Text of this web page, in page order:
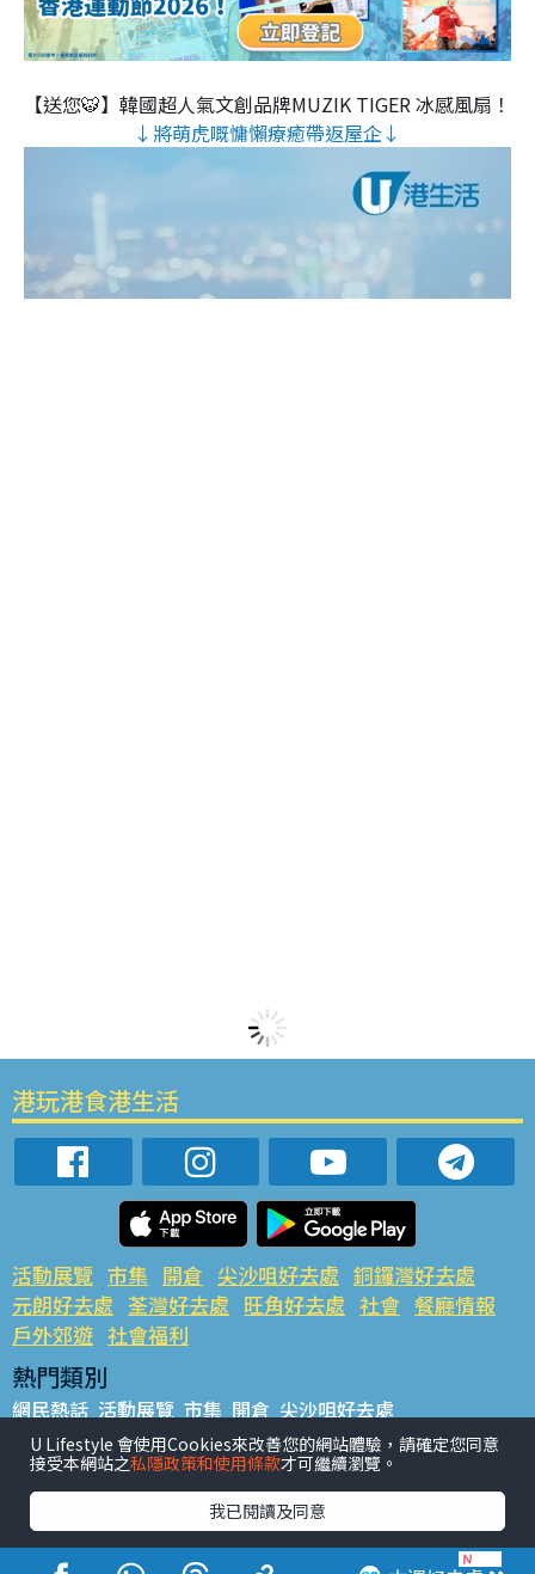
【送您🐯】韓國超人氣文創品牌MUZIK TIGER 冰感風扇！
↓將萌虎嘅慵懶療癒帶返屋企↓
港玩港食港生活
活動展覽 市集 開倉 尖沙咀好去處 銅鑼灣好去處
元朗好去處 荃灣好去處 旺角好去處 社會 餐廳情報
戶外郊遊 社會福利
熱門類別
網民熱話 活動展覽 市集 開倉 尖沙咀好去處
銅鑼灣好去處 元朗好去處 荃灣好去處 旺角好去處 社會
餐廳情報 戶外郊遊
熱門標籤
#UGO搵好去處 #人氣活動推介 #美食社群熱話
U Lifestyle 會使用Cookies來改善您的網站體驗，請確定您同意
接受本網站之私隱政策和使用條款才可繼續瀏覽。
我已閱讀及同意